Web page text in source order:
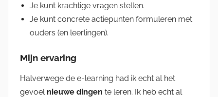
Je kunt krachtige vragen stellen.
Je kunt concrete actiepunten formuleren met
ouders (en leerlingen).
Mijn ervaring
Halverwege de e-learning had ik echt al het
gevoel nieuwe dingen te leren. Ik heb echt al